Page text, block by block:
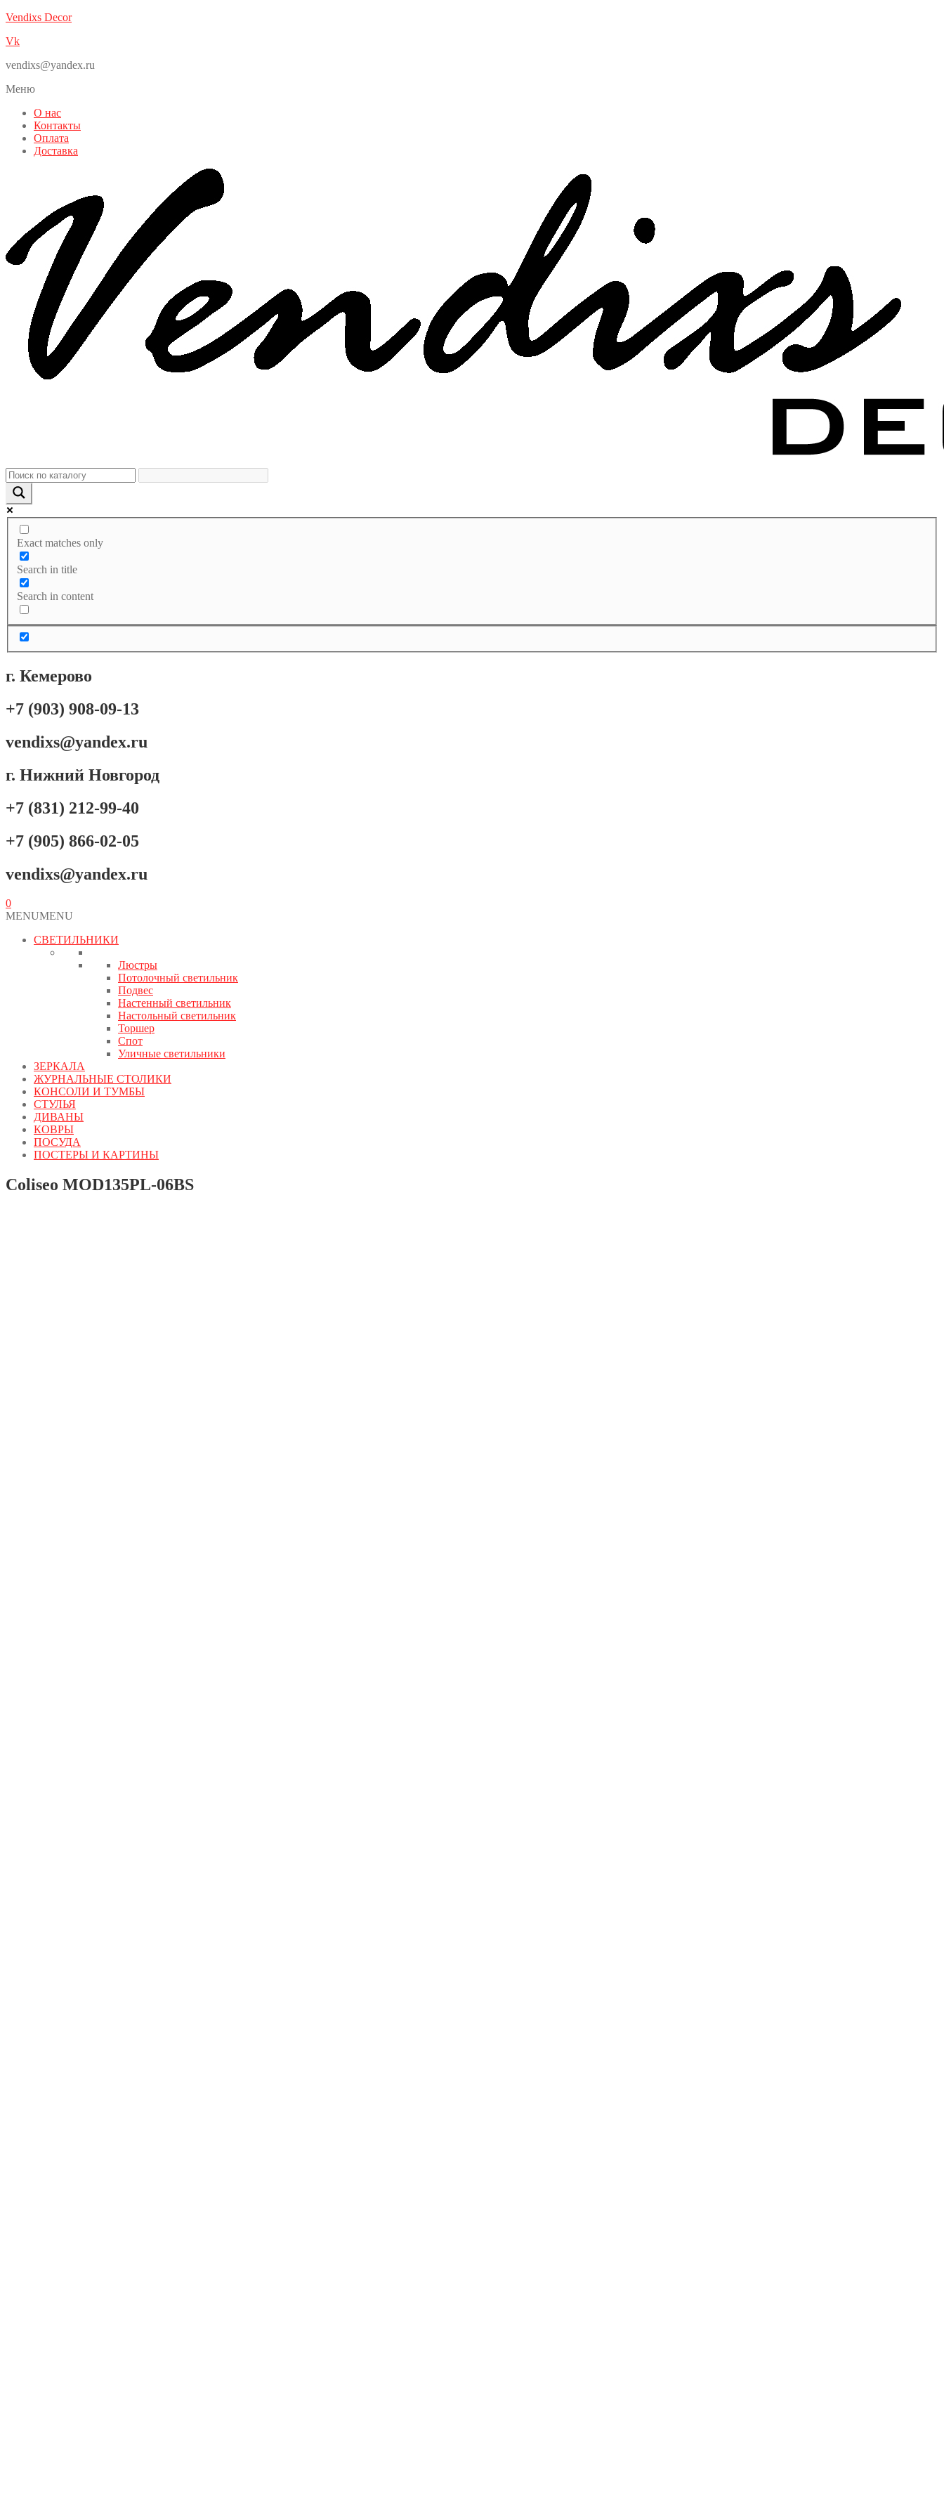
Vendixs Decor
Vk
vendixs@yandex.ru
Меню
О нас
Контакты
Оплата
Доставка
Exact matches only
Search in title
Search in content
г. Кемерово
+7 (903) 908-09-13
vendixs@yandex.ru
г. Нижний Новгород
+7 (831) 212-99-40
+7 (905) 866-02-05
vendixs@yandex.ru
0
MENUMENU
СВЕТИЛЬНИКИ
Люстры
Потолочный светильник
Подвес
Настенный светильник
Настольный светильник
Торшер
Спот
Уличные светильники
ЗЕРКАЛА
ЖУРНАЛЬНЫЕ СТОЛИКИ
КОНСОЛИ И ТУМБЫ
СТУЛЬЯ
ДИВАНЫ
КОВРЫ
ПОСУДА
ПОСТЕРЫ И КАРТИНЫ
Coliseo MOD135PL-06BS